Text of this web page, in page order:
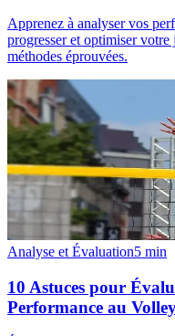
Apprenez à analyser vos
progresser et optimiser votre
méthodes éprouvées.
Analyse et Évaluation5 min
10 Astuces pour
Performance au